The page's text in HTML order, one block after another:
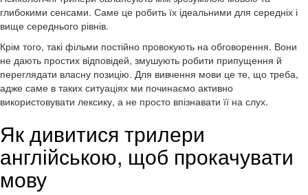
глибокими сенсами. Саме це робить їх ідеальними для середніх і
вище середнього рівнів.
Крім того, такі фільми постійно провокують на обговорення. Вони
не дають простих відповідей, змушують робити припущення й
переглядати власну позицію. Для вивчення мови це те, що треба,
адже саме в таких ситуаціях ми починаємо активно
використовувати лексику, а не просто впізнавати її на слух.
Як дивитися трилери
англійською, щоб прокачувати
мову